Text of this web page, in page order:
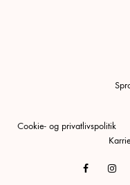
Facebook
Cookie- og privatlivspolitik